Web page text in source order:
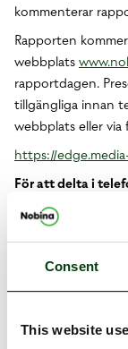
Consent
This website
kommenterar
Rapporten
webbplats
rapportdagen.
tillgängliga innan
webbplats eller via
https://
För att delta i
Från Sverige, tel:
Från Tyskland, tel:
Från Finland, tel: